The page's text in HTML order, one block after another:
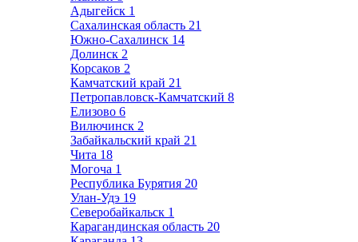
Адыгейск 1
Сахалинская область 21
Южно-Сахалинск 14
Долинск 2
Корсаков 2
Камчатский край 21
Петропавловск-Камчатский 8
Елизово 6
Вилючинск 2
Забайкальский край 21
Чита 18
Могоча 1
Республика Бурятия 20
Улан-Удэ 19
Северобайкальск 1
Карагандинская область 20